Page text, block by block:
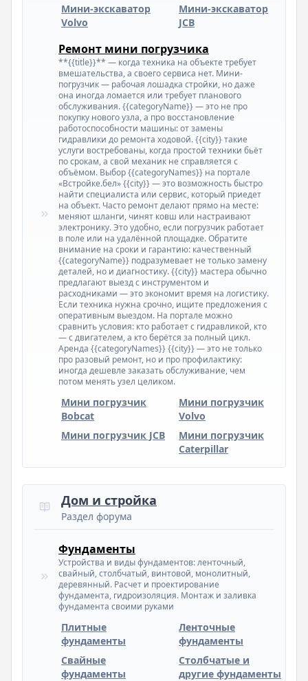
Мини-экскаватор
Volvo
Мини-экскаватор
JCB
Ремонт мини погрузчика
**{{title}}** — когда техника на объекте требует
вмешательства, а своего сервиса нет. Мини-
погрузчик — рабочая лошадка стройки, но даже
она иногда ломается или требует планового
обслуживания. {{categoryName}} — это не про
покупку нового узла, а про восстановление
работоспособности машины: от замены
гидравлики до ремонта ходовой. {{city}} такие
услуги востребованы, когда простой техники бьёт
по срокам, а свой механик не справляется с
объёмом. Выбор {{categoryNames}} на портале
«Встройке.бел» {{city}} — это возможность быстро
найти специалиста или сервис, который приедет
на объект. Часто ремонт делают прямо на месте:
меняют шланги, чинят ковш или настраивают
электронику. Это удобно, если погрузчик работает
в поле или на удалённой площадке. Обратите
внимание на сроки и гарантию: качественный
{{categoryName}} подразумевает не только замену
деталей, но и диагностику. {{city}} мастера обычно
предлагают выезд с инструментом и
расходниками — это экономит время на логистику.
Если техника нужна срочно, ищите предложения с
оперативным выездом. На портале можно
сравнить условия: кто работает с гидравликой, кто
— с двигателем, а кто берётся за полный цикл.
Аренда {{categoryNames}} {{city}} — это не только
про разовый ремонт, но и про профилактику:
иногда дешевле заказать обслуживание, чем
потом менять узел целиком.
Мини погрузчик
Bobcat
Мини погрузчик
Volvo
Мини погрузчик JCB
Мини погрузчик
Caterpillar
Дом и стройка
Раздел форума
Фундаменты
Устройства и виды фундаментов: ленточный,
свайный, столбчатый, винтовой, монолитный,
деревянный. Расчет и проектирование
фундамента, гидроизоляция. Монтаж и заливка
фундамента своими руками
Плитные
фундаменты
Ленточные
фундаменты
Свайные
фундаменты
Столбчатые и
другие фундаменты